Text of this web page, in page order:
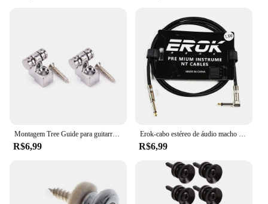
Montagem Tree Guide para guitarra elétrica, Roller String Retainers, prata, 2pcs
R$6,99
Erok-cabo estéreo de áudio macho para guitarra elétrica, baixo, 90 graus direito ao reto, 1, 4 polegadas, 6.35mm
R$6,99